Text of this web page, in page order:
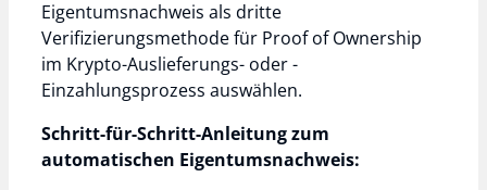
Eigentumsnachweis als dritte
Verifizierungsmethode für Proof of Ownership
im Krypto-Auslieferungs- oder -
Einzahlungsprozess auswählen.
Schritt-für-Schritt-Anleitung zum
automatischen Eigentumsnachweis: